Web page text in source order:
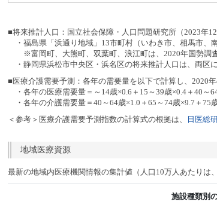
■将来推計人口：国立社会保障・人口問題研究所（2023年12
・福島県「浜通り地域」13市町村（いわき市、相馬市、
※富岡町、大熊町、双葉町、浪江町は、2020年国勢調査
・静岡県浜松市中央区・浜名区の将来推計人口は、両区
■医療介護需要予測：各年の需要量を以下で計算し、2020
・各年の医療需要量＝～14歳×0.6＋15～39歳×0.4＋40～
・各年の介護需要量＝40～64歳×1.0＋65～74歳×9.7＋75
＜参考＞医療介護需要予測指数の計算式の根拠は、
日医総
地域医療資源
最新の地域内医療機関情報の集計値（人口10万人あたりは
施設種類別